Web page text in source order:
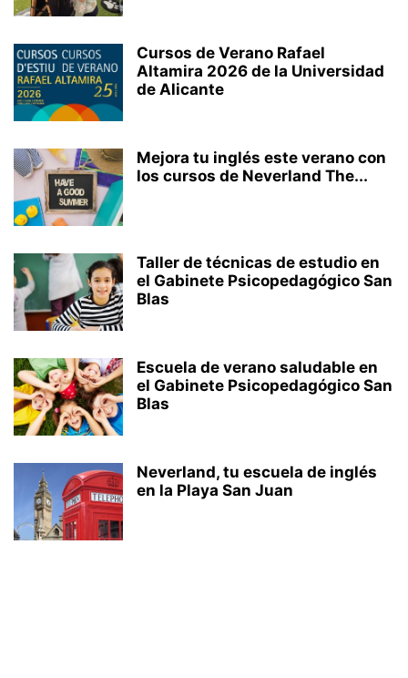
Cursos de Verano Rafael
Altamira 2026 de la Universidad
de Alicante
Mejora tu inglés este verano con
los cursos de Neverland The...
Taller de técnicas de estudio en
el Gabinete Psicopedagógico San
Blas
Escuela de verano saludable en
el Gabinete Psicopedagógico San
Blas
Neverland, tu escuela de inglés
en la Playa San Juan